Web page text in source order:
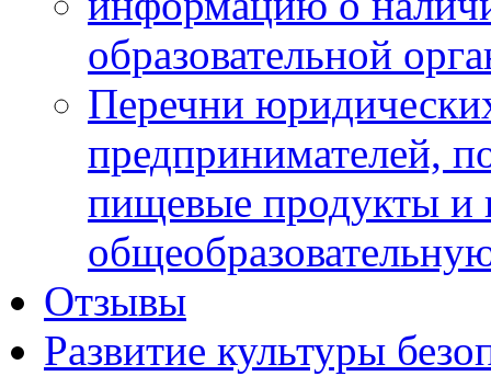
образовательной
Перечни
предпринимателей,
пищевые продукты и
Отзывы
Развитие культуры